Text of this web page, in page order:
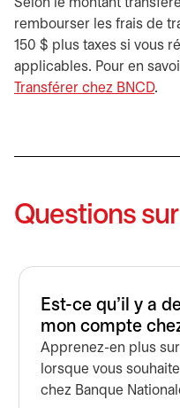
Selon le montant
rembourser les frais de
150 $ plus taxes si vous
applicables. Pour en
Transférer chez BNCD.
Questions
Est-ce qu'il y a
mon compte
Apprenez-en plus
lorsque vous
chez Banque